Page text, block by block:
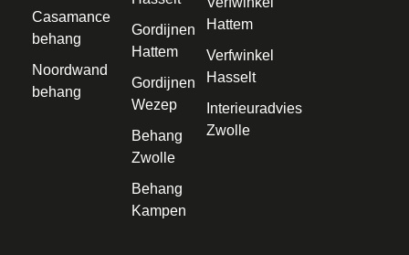
Casamance
behang
Noordwand
behang
Gordijnen
Hattem
Gordijnen
Wezep
Behang
Zwolle
Behang
Kampen
Hattem
Verfwinkel
Hasselt
Interieuradvies
Zwolle